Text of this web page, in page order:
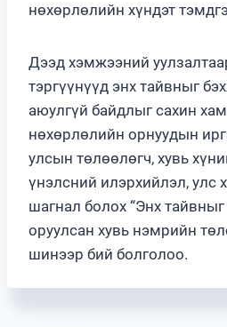
нөхөрлөлийн хүндэт
Дээд хэмжээний
тэргүүнүүд энх тайвныг
аюулгүй байдлыг сахин
нөхөрлөлийн орнуудын
улсын төлөөлөгч, хувь
үнэлсний илэрхийлэл, улс
шагнал болох “Энх
оруулсан хувь нэмрийн
шинээр бий болголоо.